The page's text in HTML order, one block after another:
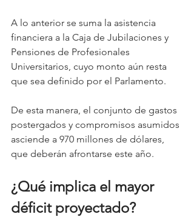
A lo anterior se suma la asistencia
financiera a la Caja de Jubilaciones y
Pensiones de Profesionales
Universitarios, cuyo monto aún resta
que sea definido por el Parlamento.
De esta manera, el conjunto de gastos
postergados y compromisos asumidos
asciende a 970 millones de dólares,
que deberán afrontarse este año.
¿Qué implica el mayor
déficit proyectado?